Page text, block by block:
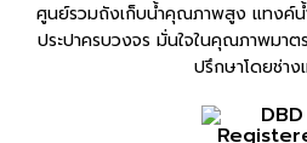
ศูนย์รวมถังเก็บน้ำคุณภาพสูง แทงค์
ประปาครบวงจร มั่นใจในคุณภาพมาต
ปรึกษาโดยช่าง